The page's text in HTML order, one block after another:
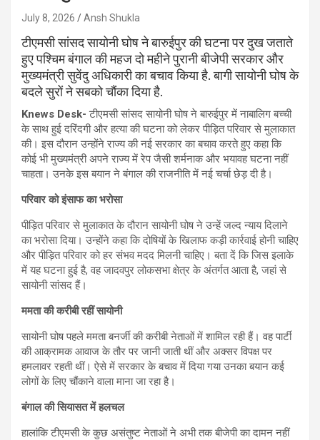
July 8, 2026 Ansh Shukla
टीएमसी सांसद सायोनी घोष ने बारुईपुर की घटना पर दुख जताते
हुए पश्चिम बंगाल की महज दो महीने पुरानी बीजेपी सरकार और
मुख्यमंत्री सुवेंदु अधिकारी का बचाव किया है. बागी सायोनी घोष के
बदले सुरों ने सबको चौंका दिया है.
Knews Desk-टीएमसी सांसद सायोनी घोष ने बारुईपुर में नाबालिग बच्ची
के साथ हुई दरिंदगी और हत्या की घटना को लेकर पीड़ित परिवार से मुलाकात
की। इस दौरान उन्होंने राज्य की नई सरकार का बचाव करते हुए कहा कि
कोई भी मुख्यमंत्री अपने राज्य में रेप जैसी शर्मनाक और भयावह घटना नहीं
चाहता। उनके इस बयान ने बंगाल की राजनीति में नई चर्चा छेड़ दी है।
परिवार को इंसाफ का भरोसा
पीड़ित परिवार से मुलाकात के दौरान सायोनी घोष ने उन्हें जल्द न्याय दिलाने
का भरोसा दिया। उन्होंने कहा कि दोषियों के खिलाफ कड़ी कार्रवाई होनी चाहिए
और पीड़ित परिवार को हर संभव मदद मिलनी चाहिए। बता दें कि जिस इलाके
में यह घटना हुई है, वह जादवपुर लोकसभा क्षेत्र के अंतर्गत आता है, जहां से
सायोनी सांसद हैं।
ममता की करीबी रहीं सायोनी
सायोनी घोष पहले ममता बनर्जी की करीबी नेताओं में शामिल रही हैं। वह पार्टी
की आक्रामक आवाज के तौर पर जानी जाती थीं और अक्सर विपक्ष पर
हमलावर रहती थीं। ऐसे में सरकार के बचाव में दिया गया उनका बयान कई
लोगों के लिए चौंकाने वाला माना जा रहा है।
बंगाल की सियासत में हलचल
हालांकि टीएमसी के कुछ असंतुष्ट नेताओं ने अभी तक बीजेपी का दामन नहीं